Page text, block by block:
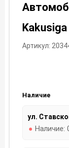
Артикул:
Наличие
ул.
Наличие: